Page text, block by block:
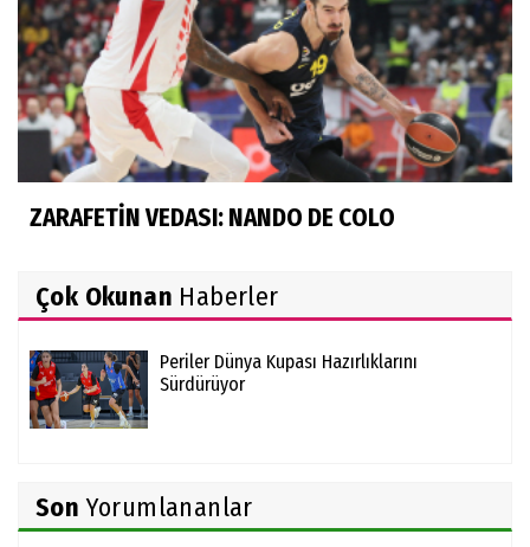
ZARAFETİN VEDASI: NANDO DE COLO
Çok Okunan Haberler
Periler Dünya Kupası Hazırlıklarını
Sürdürüyor
Son Yorumlananlar